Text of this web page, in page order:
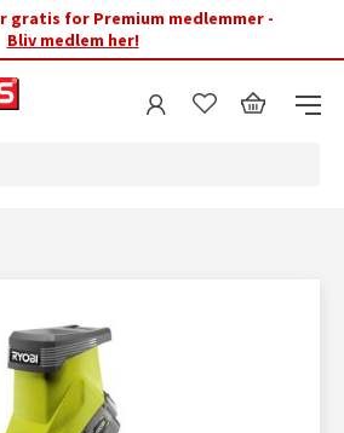
gratis for Premium medlemmer -
Bliv medlem her!